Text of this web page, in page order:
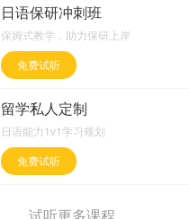
日语保研冲刺班
保姆式教学，助力保研上岸
免费试听
留学私人定制
日语能力1v1学习规划
免费试听